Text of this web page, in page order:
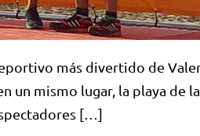
más divertido de
un mismo lugar, la playa de
[…]